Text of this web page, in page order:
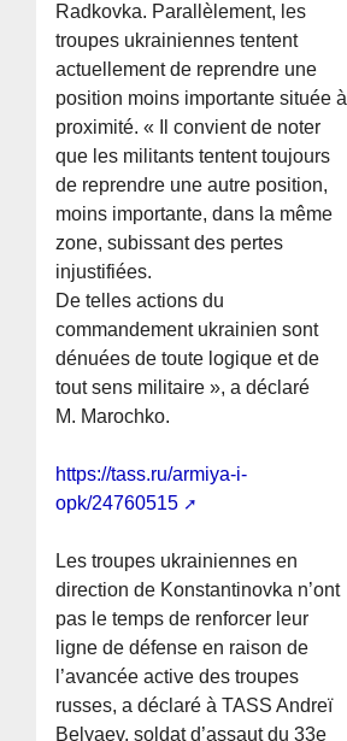
Radkovka. Parallèlement, les
troupes ukrainiennes tentent
actuellement de reprendre une
position moins importante située à
proximité. « Il convient de noter
que les militants tentent toujours
de reprendre une autre position,
moins importante, dans la même
zone, subissant des pertes
injustifiées.
De telles actions du
commandement ukrainien sont
dénuées de toute logique et de
tout sens militaire », a déclaré
M. Marochko.
https://tass.ru/armiya-i-
opk/24760515
Les troupes ukrainiennes en
direction de Konstantinovka n’ont
pas le temps de renforcer leur
ligne de défense en raison de
l’avancée active des troupes
russes, a déclaré à TASS Andreï
Belyaev, soldat d’assaut du 33e